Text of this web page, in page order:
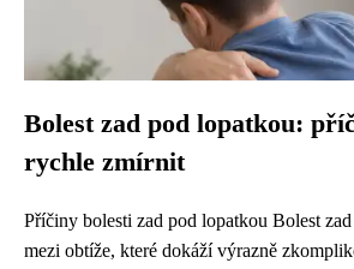
Bolest zad pod lopatkou:
rychle zmírnit
Příčiny bolesti zad pod lopatkou Bolest
mezi obtíže, které dokáží výrazně